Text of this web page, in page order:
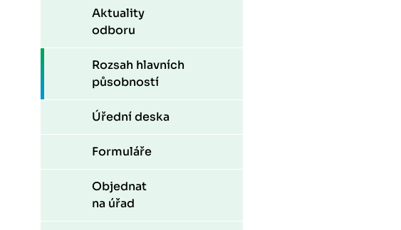
Aktuality
odboru
Rozsah hlavních
působností
Úřední deska
Formuláře
Objednat
na úřad